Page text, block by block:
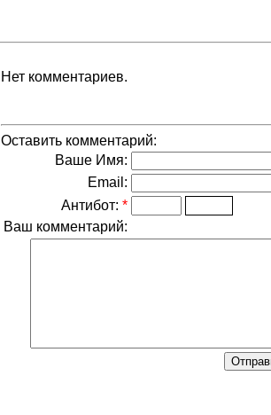
Нет комментариев.
Оставить комментарий:
Ваше Имя:
Email:
Антибот: *
Ваш комментарий: